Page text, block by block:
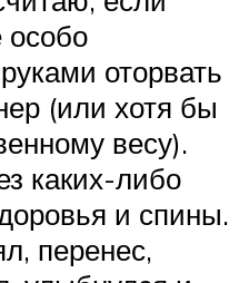
оторвать
(или хотя бы
весу).
каких-либо
и спины.
перенес,